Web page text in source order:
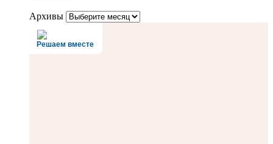
Архивы
Решаем вместе